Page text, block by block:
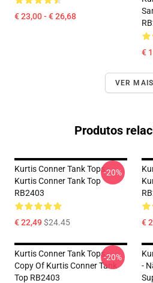
€ 23,00 - € 26,68
€
VER MAIS
Produtos
Kurtis Conner Tank Tops -
Kurtis Conner Tank Top
RB2403
€ 22,49$24.45
-20%
€
Kurtis Conner Tank Tops -
Copy Of Kurtis Conner Tank
Top RB2403
-20%
-